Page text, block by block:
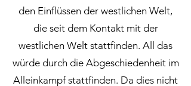
den Einflüssen der westlichen Welt,
die seit dem Kontakt mit der
westlichen Welt stattfinden. All das
würde durch die Abgeschiedenheit im
Alleinkampf stattfinden. Da dies nicht